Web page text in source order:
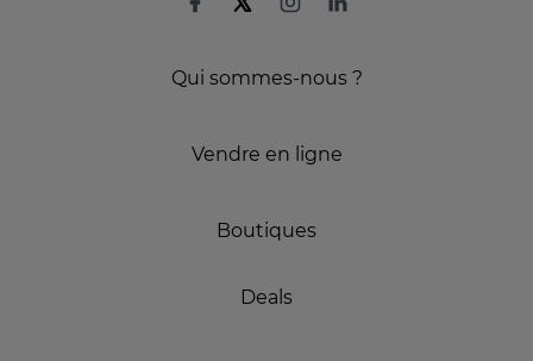
Qui sommes-nous ?
Vendre en ligne
Boutiques
Deals